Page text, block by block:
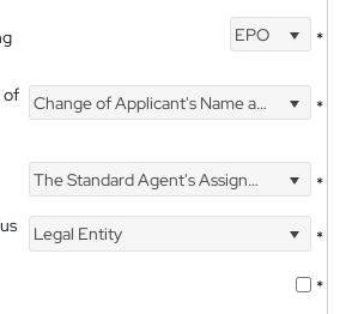
EPO *
of
Change of Applicant's Name and Address *
The Standard Agent's Assignment
*
Legal Entity
*
*